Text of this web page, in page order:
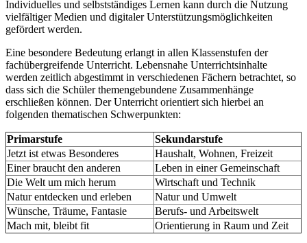
Individuelles und selbstständiges Lernen kann durch die Nutzung
vielfältiger Medien und digitaler Unterstützungsmöglichkeiten
gefördert werden.
Eine besondere Bedeutung erlangt in allen Klassenstufen der
fachübergreifende Unterricht. Lebensnahe Unterrichtsinhalte
werden zeitlich abgestimmt in verschiedenen Fächern betrachtet, so
dass sich die Schüler themengebundene Zusammenhänge
erschließen können. Der Unterricht orientiert sich hierbei an
folgenden thematischen Schwerpunkten:
Primarstufe
Sekundarstufe
Jetzt ist etwas Besonderes
Haushalt, Wohnen, Freizeit
Einer braucht den anderen
Leben in einer Gemeinschaft
Die Welt um mich herum
Wirtschaft und Technik
Natur entdecken und erleben
Natur und Umwelt
Wünsche, Träume, Fantasie
Berufs- und Arbeitswelt
Mach mit, bleibt fit
Orientierung in Raum und Zeit